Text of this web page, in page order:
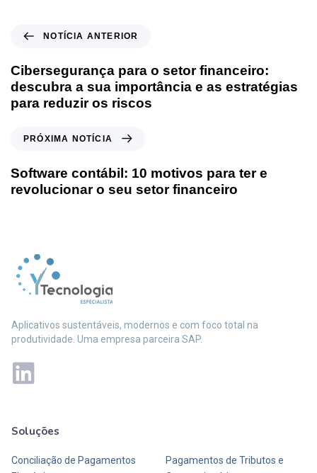
NOTÍCIA ANTERIOR
Cibersegurança para o setor financeiro:
descubra a sua importância e as estratégias
para reduzir os riscos
PRÓXIMA NOTÍCIA
Software contábil: 10 motivos para ter e
revolucionar o seu setor financeiro
Aplicativos sustentáveis, modernos e com foco total na
produtividade. Uma empresa parceira SAP.
Soluções
Conciliação de Pagamentos
Pagamentos de Tributos e